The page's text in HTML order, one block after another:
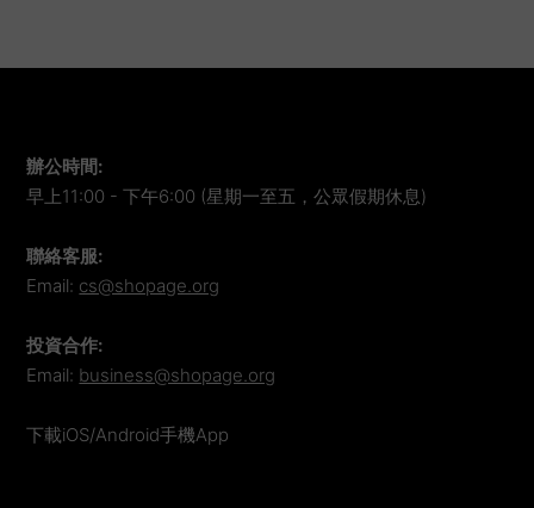
辦公時間:
早上11:00 - 下午6:00 (星期一至五，公眾假期休息)
聯絡客服:
Email: cs@shopage.org
投資合作:
Email: business@shopage.org
下載iOS/Android手機App